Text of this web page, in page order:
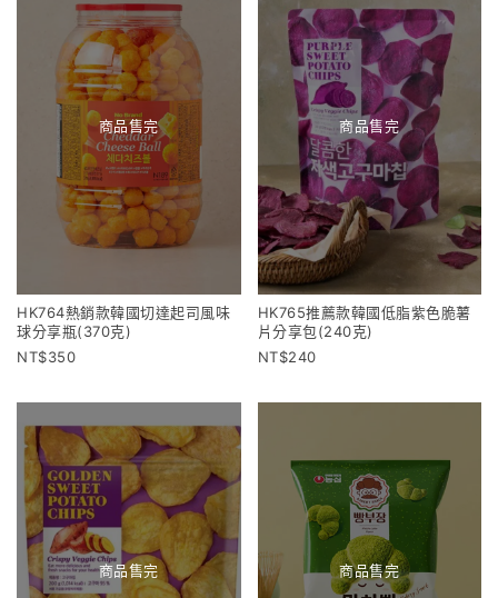
商品售完
HK764熱銷款韓國切達起司風味
球分享瓶(370克)
350
商品售完
HK765推薦款韓國低脂紫色脆薯
片分享包(240克)
240
商品售完 商品售完